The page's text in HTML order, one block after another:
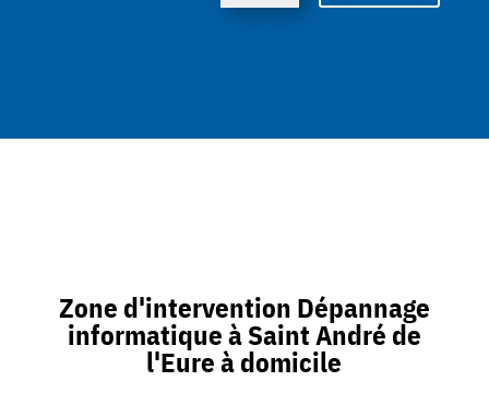
Zone d'intervention Dépannage
informatique à Saint André de
l'Eure à domicile